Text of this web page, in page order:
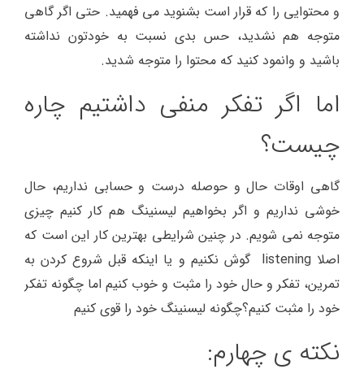
و محتوایی را که قرار است بشنوید می فهمید. حتی اگر گاهی
متوجه هم نشدید، حس بدی نسبت به خودتون نداشته
باشید و وانمود کنید که محتوا را متوجه شدید.
اما اگر تفکر منفی داشتیم چاره
چیست؟
گاهی اوقات حال و حوصله درست و حسابی نداریم، حال
خوشی نداریم و اگر بخواهیم لیسنینگ هم کار کنیم چیزی
متوجه نمی شویم. در چنین شرایطی بهترین کار این است که
اصلا listening گوش نکنیم و یا اینکه قبل شروع کردن به
تمرین، تفکر و حال خود را مثبت و خوب کنیم اما چگونه تفکر
خود را مثبت کنیم؟چگونه لیسنینگ خود را قوی کنیم
نکته ی چهارم: